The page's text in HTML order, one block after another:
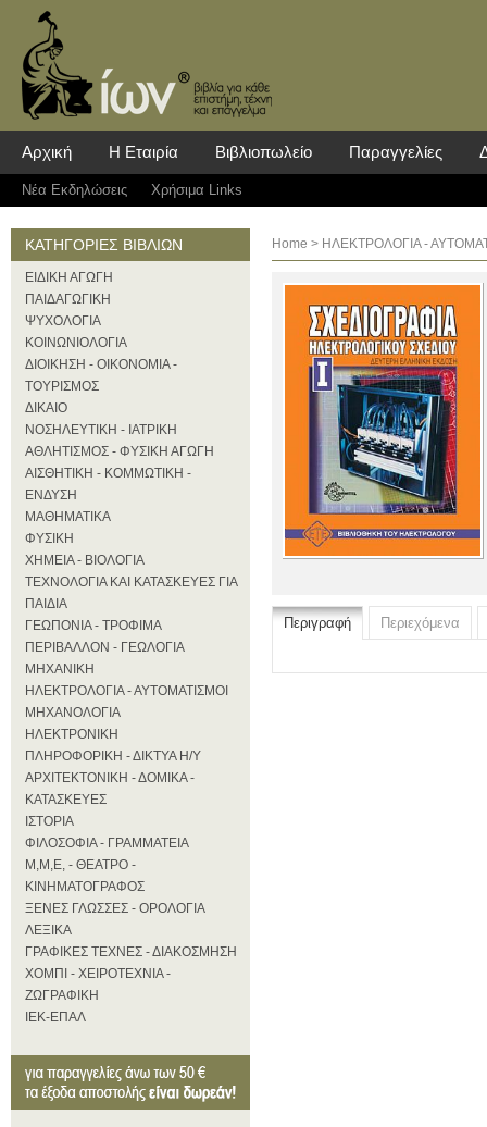
Αρχική Η Εταιρία Βιβλιοπωλείο Παραγγελίες
Νέα Eκδηλώσεις Χρήσιμα Links
ΚΑΤΗΓΟΡΙΕΣ ΒΙΒΛΙΩΝ
ΕΙΔΙΚΗ ΑΓΩΓΗ
ΠΑΙΔΑΓΩΓΙΚΗ
ΨΥΧΟΛΟΓΙΑ
ΚΟΙΝΩΝΙΟΛΟΓΙΑ
ΔΙΟΙΚΗΣΗ - ΟΙΚΟΝΟΜΙΑ -
ΤΟΥΡΙΣΜΟΣ
ΔΙΚΑΙΟ
ΝΟΣΗΛΕΥΤΙΚΗ - ΙΑΤΡΙΚΗ
ΑΘΛΗΤΙΣΜΟΣ - ΦΥΣΙΚΗ ΑΓΩΓΗ
ΑΙΣΘΗΤΙΚΗ - ΚΟΜΜΩΤΙΚΗ -
ΕΝΔΥΣΗ
ΜΑΘΗΜΑΤΙΚΑ
ΦΥΣΙΚΗ
ΧΗΜΕΙΑ - ΒΙΟΛΟΓΙΑ
ΤΕΧΝΟΛΟΓΙΑ ΚΑΙ ΚΑΤΑΣΚΕΥΕΣ ΓΙΑ
ΠΑΙΔΙΑ
ΓΕΩΠΟΝΙΑ - ΤΡΟΦΙΜΑ
ΠΕΡΙΒΑΛΛΟΝ - ΓΕΩΛΟΓΙΑ
ΜΗΧΑΝΙΚΗ
ΗΛΕΚΤΡΟΛΟΓΙΑ - ΑΥΤΟΜΑΤΙΣΜΟΙ
ΜΗΧΑΝΟΛΟΓΙΑ
ΗΛΕΚΤΡΟΝΙΚΗ
ΠΛΗΡΟΦΟΡΙΚΗ - ΔΙΚΤΥΑ Η/Υ
ΑΡΧΙΤΕΚΤΟΝΙΚΗ - ΔΟΜΙΚΑ -
ΚΑΤΑΣΚΕΥΕΣ
ΙΣΤΟΡΙΑ
ΦΙΛΟΣΟΦΙΑ - ΓΡΑΜΜΑΤΕΙΑ
Μ,Μ,Ε, - ΘΕΑΤΡΟ -
ΚΙΝΗΜΑΤΟΓΡΑΦΟΣ
ΞΕΝΕΣ ΓΛΩΣΣΕΣ - ΟΡΟΛΟΓΙΑ
ΛΕΞΙΚΑ
ΓΡΑΦΙΚΕΣ ΤΕΧΝΕΣ - ΔΙΑΚΟΣΜΗΣΗ
ΧΟΜΠΙ - ΧΕΙΡΟΤΕΧΝΙΑ -
ΖΩΓΡΑΦΙΚΗ
ΙΕΚ-ΕΠΑΛ
Home > ΗΛΕΚΤΡΟΛΟΓΙΑ -
Περιγραφή Περιεχόμενα